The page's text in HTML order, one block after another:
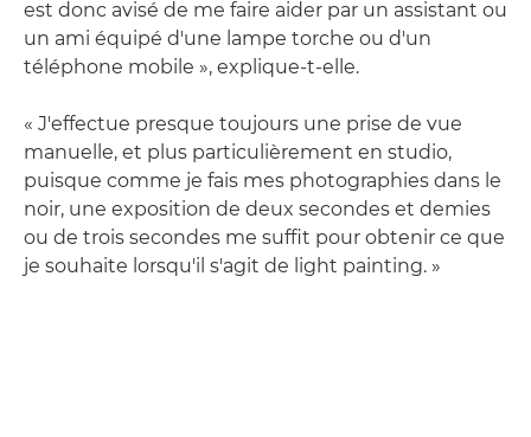
est donc avisé de me faire aider par un assistant ou
un ami équipé d'une lampe torche ou d'un
téléphone mobile », explique-t-elle.
« J'effectue presque toujours une prise de vue
manuelle, et plus particulièrement en studio,
puisque comme je fais mes photographies dans le
noir, une exposition de deux secondes et demies
ou de trois secondes me suffit pour obtenir ce que
je souhaite lorsqu'il s'agit de light painting. »